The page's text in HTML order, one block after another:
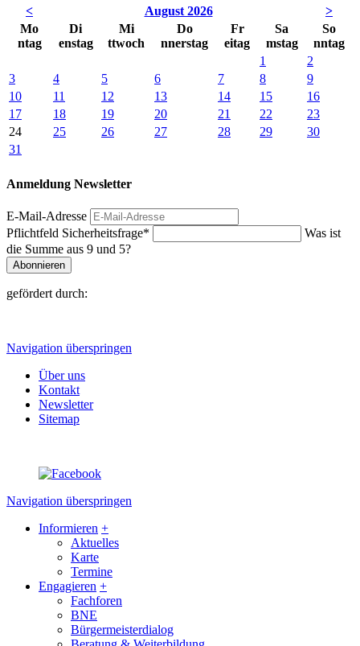
< August 2026
>
Mo
ntag
Di
enstag
Mi
ttwoch
Do
nnerstag
Fr
eitag
Sa
mstag
So
nntag
1
2
3
4 5 6 7 8
9
10
11 12 13 14 15
16
17
18 19 20 21 22
23
24
25 26 27 28 29
30
31
Anmeldung Newsletter
E-Mail-Adresse
Pflichtfeld Sicherheitsfrage*
Was ist
die Summe aus 9 und 5?
Abonnieren
gefördert durch:
Navigation überspringen
Über uns
Kontakt
Newsletter
Sitemap
Navigation überspringen
Informieren +
Aktuelles
Karte
Termine
Engagieren +
Fachforen
BNE
Bürgermeisterdialog